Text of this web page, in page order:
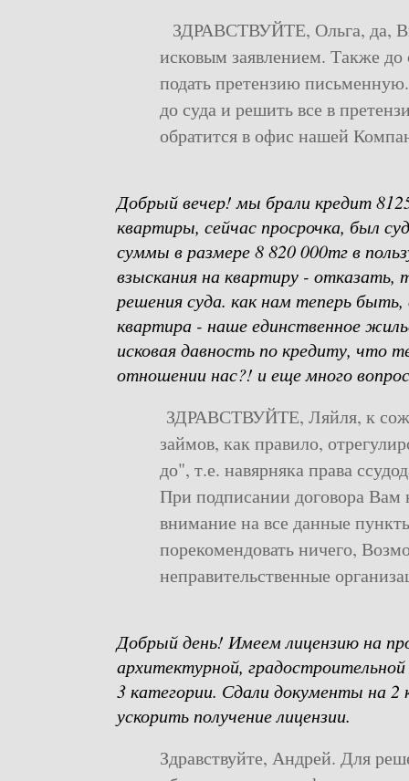
ЗДРАВСТВУЙТЕ, Ольга, да,
исковым заявлением. Также
подать претензию
до суда и решить все в
обратится в офис нашей
Добрый вечер! мы брали кредит
квартиры, сейчас просрочка, был
суммы в размере 8 820 000тг в
взыскания на квартиру - отказать,
решения суда. как нам теперь
квартира - наше единственное
исковая давность по кредиту, что
отношении нас?! и еще много
ЗДРАВСТВУЙТЕ, Ляйля, к
займов, как правило,
до", т.е. навярняка права
При подписании договора Вам
внимание на все данные
порекомендовать ничего,
неправительственные
Добрый день! Имеем лицензию на
архитектурной,
3 категории. Сдали документы на
ускорить получение лицензии.
Здравствуйте, Андрей. Для